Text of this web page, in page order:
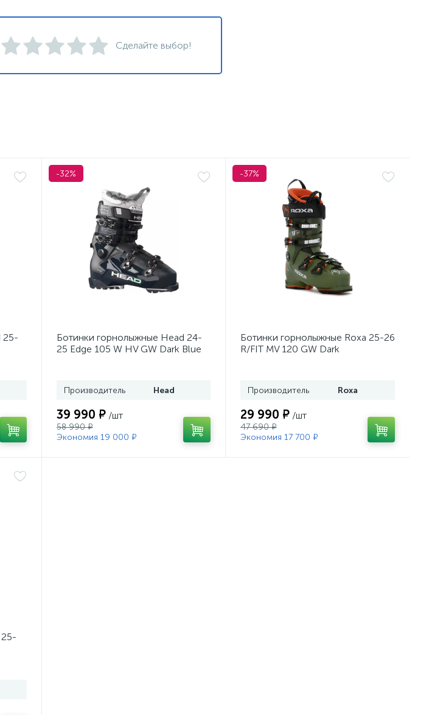
Сделайте выбор!
25-
-32%
Ботинки горнолыжные Head 24-
25 Edge 105 W HV GW Dark Blue
Производитель Head
39 990 ₽ /шт
58 990 ₽
Экономия 19 000 ₽
-37%
Ботинки горнолыжные Roxa 25-26
R/FIT MV 120 GW Dark
Производитель Roxa
29 990 ₽ /шт
47 690 ₽
Экономия 17 700 ₽